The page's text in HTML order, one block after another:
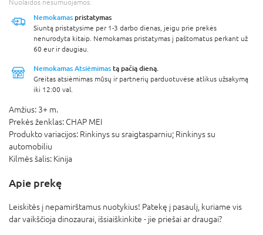
Nuolaidos nesumuojamos.
Nemokamas pristatymas
Siuntą pristatysime per 1-3 darbo dienas, jeigu prie prekės
nenurodyta kitaip. Nemokamas pristatymas į paštomatus perkant už
60 eur ir daugiau.
Nemokamas Atsiėmimas tą pačią dieną.
Greitas atsiėmimas mūsų ir partnerių parduotuvėse atlikus užsakymą
iki 12:00 val.
Amžius: 3+ m.
Prekės ženklas: CHAP MEI
Produkto variacijos: Rinkinys su sraigtasparniu; Rinkinys su
automobiliu
Kilmės šalis: Kinija
Apie prekę
Leiskitės į nepamirštamus nuotykius! Patekę į pasaulį, kuriame vis
dar vaikščioja dinozaurai, išsiaiškinkite - jie priešai ar draugai?